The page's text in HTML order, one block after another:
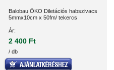
Balobau ÖKO Diletációs habszivacs
5mmx10cm x 50fm/ tekercs
Ár:
2 400 Ft
/ db